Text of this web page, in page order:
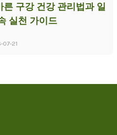
른 구강 건강 관리법과 일
실천 가이드
07-21